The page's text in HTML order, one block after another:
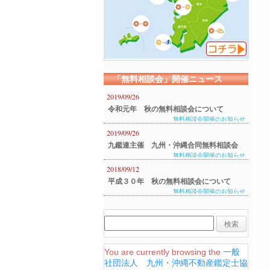
「無料相談会」開催ニュース
2019/09/26
令和元年 秋の無料相談会について
無料相談会開催のお知らせ
2019/09/26
九鑑連主催 九州・沖縄合同無料相談会
のご案内
無料相談会開催のお知らせ
2018/09/12
平成３０年 秋の無料相談会について
無料相談会開催のお知らせ
You are currently browsing the 一般
社団法人 九州・沖縄不動産鑑定士協